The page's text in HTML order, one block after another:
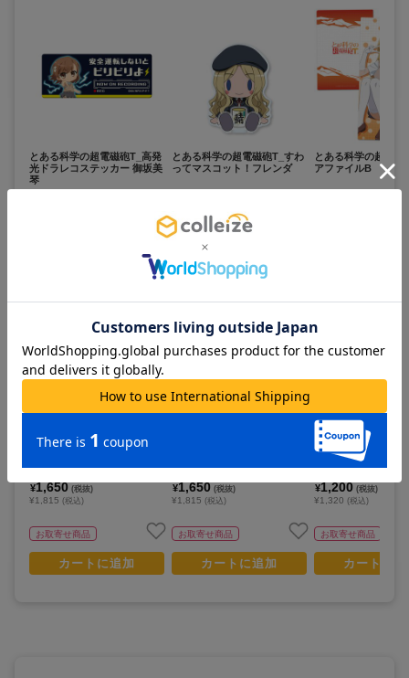
とある科学の超電磁砲T_高発
光ドラレコステッカー 御坂美
琴
とある科学の超電磁砲T_アク
ースクイーンver.(描き下ろし
¥1,650 (税抜)
¥1,815 (税込)
お取寄せ商品
カートに追加
とある科学の超電磁砲T_すわ
ってマスコット！フレンダ
(税込)
お取寄せ商品
カートに追加
ースクイーンver.(描き下ろし
¥1,650 (税抜)
¥1,815 (税込)
お取寄せ商品
カートに追加
とある科学の超電磁
アファイルB
とある科学の超電磁
ってマスコット！ゲ
¥1,200 (税抜)
¥1,320 (税込)
お取寄せ商品
カートに